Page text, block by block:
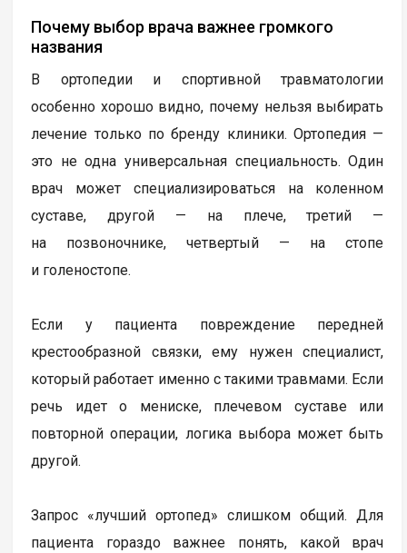
Почему выбор врача важнее громкого
названия
В ортопедии и спортивной травматологии
особенно хорошо видно, почему нельзя выбирать
лечение только по бренду клиники. Ортопедия —
это не одна универсальная специальность. Один
врач может специализироваться на коленном
суставе, другой — на плече, третий —
на позвоночнике, четвертый — на стопе
и голеностопе.
Если у пациента повреждение передней
крестообразной связки, ему нужен специалист,
который работает именно с такими травмами. Если
речь идет о мениске, плечевом суставе или
повторной операции, логика выбора может быть
другой.
Запрос «лучший ортопед» слишком общий. Для
пациента гораздо важнее понять, какой врач